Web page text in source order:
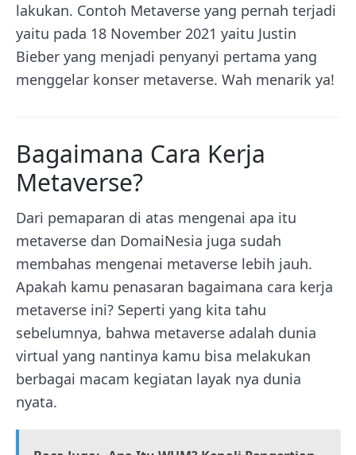
lakukan. Contoh Metaverse yang pernah terjadi
yaitu pada 18 November 2021 yaitu Justin
Bieber yang menjadi penyanyi pertama yang
menggelar konser metaverse. Wah menarik ya!
Bagaimana Cara Kerja
Metaverse?
Dari pemaparan di atas mengenai apa itu
metaverse dan DomaiNesia juga sudah
membahas mengenai metaverse lebih jauh.
Apakah kamu penasaran bagaimana cara kerja
metaverse ini? Seperti yang kita tahu
sebelumnya, bahwa metaverse adalah dunia
virtual yang nantinya kamu bisa melakukan
berbagai macam kegiatan layak nya dunia
nyata.